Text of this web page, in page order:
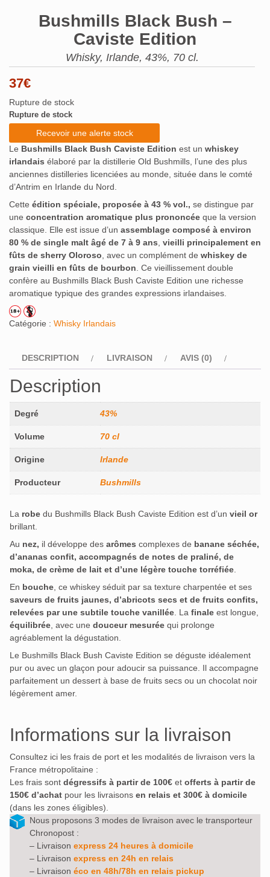
Bushmills Black Bush –
Caviste Edition
Whisky, Irlande, 43%, 70 cl.
37€
Rupture de stock
Rupture de stock
Recevoir une alerte stock
Le Bushmills Black Bush Caviste Edition est un whiskey
irlandais élaboré par la distillerie Old Bushmills, l’une des plus
anciennes distilleries licenciées au monde, située dans le comté
d’Antrim en Irlande du Nord.
Cette édition spéciale, proposée à 43 % vol., se distingue par
une concentration aromatique plus prononcée que la version
classique. Elle est issue d’un assemblage composé à environ
80 % de single malt âgé de 7 à 9 ans vieilli principalement en
fûts de sherry Oloroso , avec un complément de whiskey de
grain vieilli en fûts de bourbon . Ce vieillissement double
confère au Bushmills Black Bush Caviste Edition une richesse
aromatique typique des grandes expressions irlandaises.
Catégorie : Whisky Irlandais
DESCRIPTION LIVRAISON AVIS (0)
Description
Degré 43%
Volume 70 cl
Origine Irlande
Producteur Bushmills
La robe du Bushmills Black Bush Caviste Edition est d’un vieil or
brillant.
Au nez, il développe des arômes complexes de banane séchée,
d’ananas confit, accompagnés de notes de praliné, de
moka, de crème de lait et d’une légère touche torréfiée.
En bouche, ce whiskey séduit par sa texture charpentée et ses
saveurs de fruits jaunes, d’abricots secs et de fruits confits,
relevées par une subtile touche vanillée. La finale est longue,
équilibrée, avec une douceur mesurée qui prolonge
agréablement la dégustation.
Le Bushmills Black Bush Caviste Edition se déguste idéalement
pur ou avec un glaçon pour adoucir sa puissance. Il accompagne
parfaitement un dessert à base de fruits secs ou un chocolat noir
légèrement amer.
Informations sur la livraison
Consultez ici les frais de port et les modalités de livraison vers la
France métropolitaine :
Les frais sont dégressifs à partir de 100€ et offerts à partir de
150€ d’achat pour les livraisons en relais et 300€ à domicile
(dans les zones éligibles).
Nous proposons 3 modes de livraison avec le transporteur
Chronopost :
– Livraison express 24 heures à domicile
– Livraison express en 24h en relais
– Livraison éco en 48h/78h en relais pickup